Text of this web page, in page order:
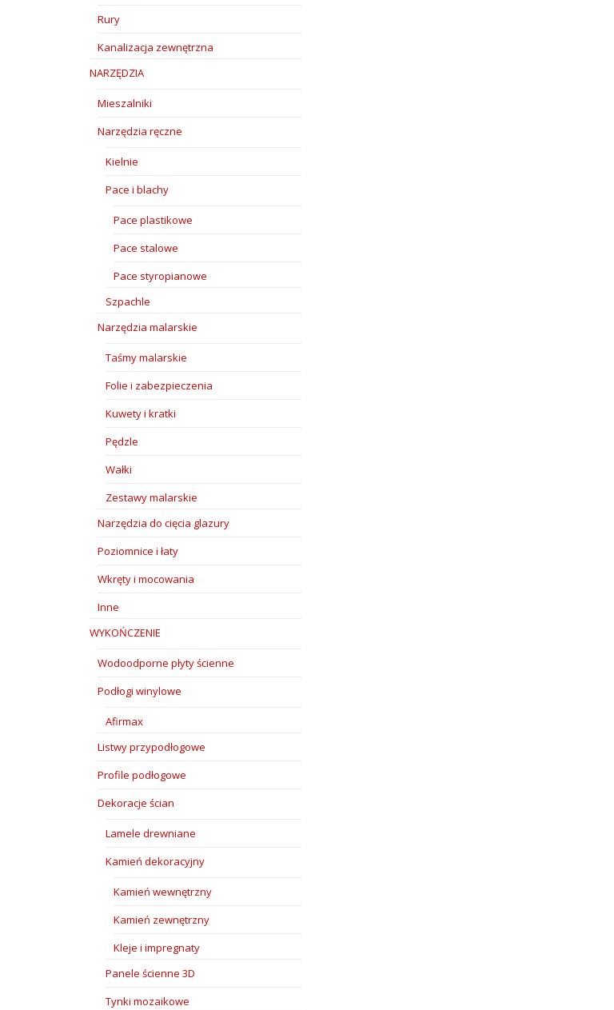
Rury
Kanalizacja zewnętrzna
NARZĘDZIA
Mieszalniki
Narzędzia ręczne
Kielnie
Pace i blachy
Pace plastikowe
Pace stalowe
Pace styropianowe
Szpachle
Narzędzia malarskie
Taśmy malarskie
Folie i zabezpieczenia
Kuwety i kratki
Pędzle
Wałki
Zestawy malarskie
Narzędzia do cięcia glazury
Poziomnice i łaty
Wkręty i mocowania
Inne
WYKOŃCZENIE
Wodoodporne płyty ścienne
Podłogi winylowe
Afirmax
Listwy przypodłogowe
Profile podłogowe
Dekoracje ścian
Lamele drewniane
Kamień dekoracyjny
Kamień wewnętrzny
Kamień zewnętrzny
Kleje i impregnaty
Panele ścienne 3D
Tynki mozaikowe